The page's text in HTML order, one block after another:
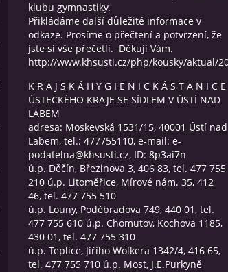
klubu gymnastiky.
Přikládáme další důležité informace v
odkaze. Prosíme o přečtení a potvrzení, že
jste si vše přečetli. Děkuji Vám.
http://www.khsusti.cz/php/kousky/aktual/
K R A J S K Á H Y G I E N I C K Á S T A N I C E
ÚSTECKÉHO KRAJE SE SÍDLEM V ÚSTÍ NAD
LABEM
adresa: Moskevská 1531/15, 40001 Ústí nad
Labem, tel.: 477755110, e-mail: e-
podatelna@khsusti.cz, ID: 8p3ai7n
ú.p. Děčín, Březinova 3, 406 83, tel. 477 755
210 ú.p. Litoměřice, Mírové nám. 35, 412
46, tel. 477 755 510
ú.p. Louny, Poděbradova 749, 440 01, tel.
477 755 610 ú.p. Chomutov, Kochova 1185,
430 01, tel. 477 755 310
ú.p. Teplice, Jiřího Wolkera 1342/4, 416 65,
tel. 477 755 710 ú.p. Most, J.E.Purkyně